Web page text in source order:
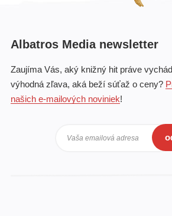
Albatros Media newsletter
Zaujíma Vás, aký knižný hit práve
výhodná zľava, aká beží súťaž o ceny?
našich e-mailových noviniek!
Vaša emailová adresa